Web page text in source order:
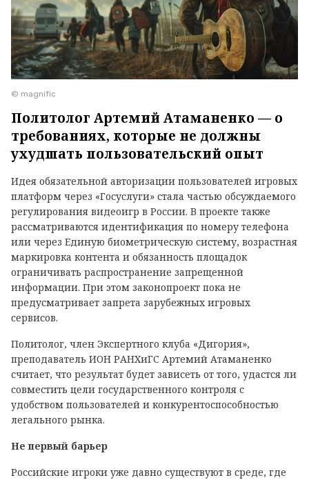
© magnific
Политолог Артемий Атаманенко — о
требованиях, которые не должны
ухудшать пользовательский опыт
Идея обязательной авторизации пользователей игровых
платформ через «Госуслуги» стала частью обсуждаемого
регулирования видеоигр в России. В проекте также
рассматриваются идентификация по номеру телефона
или через Единую биометрическую систему, возрастная
маркировка контента и обязанность площадок
ограничивать распространение запрещенной
информации. При этом законопроект пока не
предусматривает запрета зарубежных игровых
сервисов.
Политолог, член Экспертного клуба «Дигория»,
преподаватель ИОН РАНХиГС Артемий Атаманенко
считает, что результат будет зависеть от того, удастся ли
совместить цели государственного контроля с
удобством пользователей и конкурентоспособностью
легального рынка.
Не первый барьер
Российские игроки уже давно существуют в среде, где